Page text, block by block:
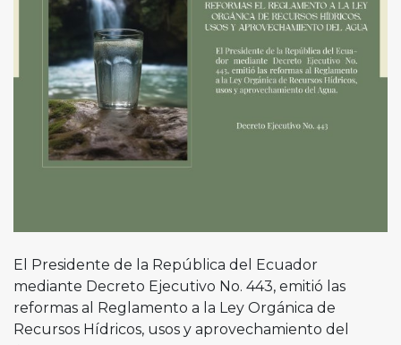
El Presidente de la República del Ecuador
mediante Decreto Ejecutivo No. 443, emitió las
reformas al Reglamento a la Ley Orgánica de
Recursos Hídricos, usos y aprovechamiento del